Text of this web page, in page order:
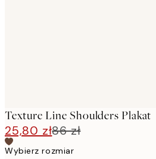
Texture Line Shoulders Plakat
25,80 zł86 zł
Wybierz rozmiar